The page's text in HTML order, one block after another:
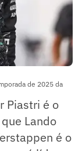
de 2025 da
Piastri é o
Lando
é o